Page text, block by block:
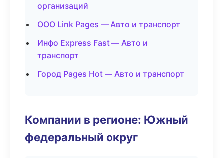
организаций
ООО Link Pages — Авто и транспорт
Инфо Express Fast — Авто и
транспорт
Город Pages Hot — Авто и транспорт
Компании в регионе: Южный
федеральный округ